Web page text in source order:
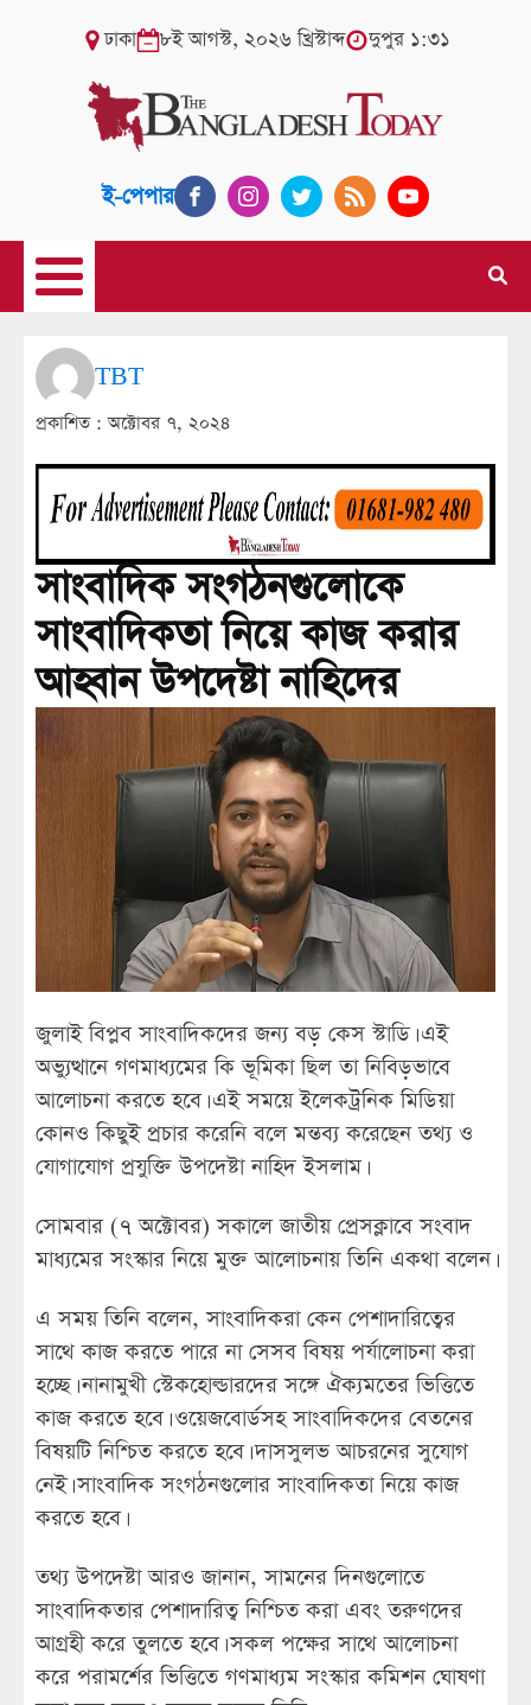
ঢাকা ৮ই আগস্ট, ২০২৬ খ্রিস্টাব্দ দুপুর ১:৩১
ই-পেপার
TBT
প্রকাশিত :অক্টোবর ৭, ২০২৪
সাংবাদিক সংগঠনগুলোকে
সাংবাদিকতা নিয়ে কাজ করার
আহ্বান উপদেষ্টা নাহিদের
জুলাই বিপ্লব সাংবাদিকদের জন্য বড় কেস স্টাডি। এই
অভ্যুত্থানে গণমাধ্যমের কি ভূমিকা ছিল তা নিবিড়ভাবে
আলোচনা করতে হবে। এই সময়ে ইলেকট্রনিক মিডিয়া
কোনও কিছুই প্রচার করেনি বলে মন্তব্য করেছেন তথ্য ও
যোগাযোগ প্রযুক্তি উপদেষ্টা নাহিদ ইসলাম।
সোমবার (৭ অক্টোবর) সকালে জাতীয় প্রেসক্লাবে সংবাদ
মাধ্যমের সংস্কার নিয়ে মুক্ত আলোচনায় তিনি একথা বলেন।
এ সময় তিনি বলেন, সাংবাদিকরা কেন পেশাদারিত্বের
সাথে কাজ করতে পারে না সেসব বিষয় পর্যালোচনা করা
হচ্ছে। নানামুখী স্টেকহোল্ডারদের সঙ্গে ঐক্যমতের ভিত্তিতে
কাজ করতে হবে। ওয়েজবোর্ডসহ সাংবাদিকদের বেতনের
বিষয়টি নিশ্চিত করতে হবে। দাসসুলভ আচরনের সুযোগ
নেই। সাংবাদিক সংগঠনগুলোর সাংবাদিকতা নিয়ে কাজ
করতে হবে।
তথ্য উপদেষ্টা আরও জানান, সামনের দিনগুলোতে
সাংবাদিকতার পেশাদারিত্ব নিশ্চিত করা এবং তরুণদের
আগ্রহী করে তুলতে হবে। সকল পক্ষের সাথে আলোচনা
করে পরামর্শের ভিত্তিতে গণমাধ্যম সংস্কার কমিশন ঘোষণা